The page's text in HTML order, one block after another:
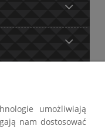
umożliwiają
nam dostosować